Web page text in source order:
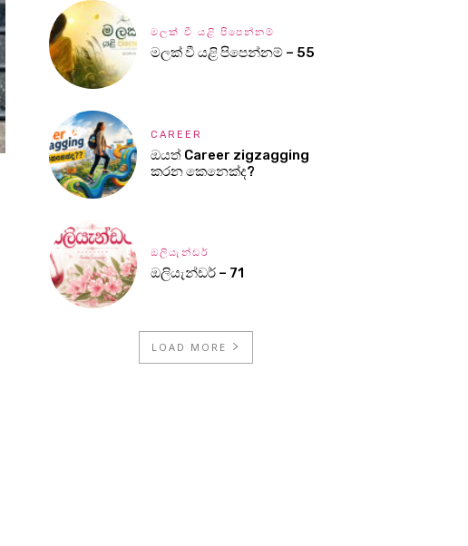
මලක් වී යළි පිපෙන්නම්
මලක් වී යළි පිපෙන්නම් – 55
CAREER
ඔයත් Career zigzagging
කරන කෙනෙක්ද?
ඔලියැන්ඩර්
ඔලියැන්ඩර් – 71
LOAD MORE